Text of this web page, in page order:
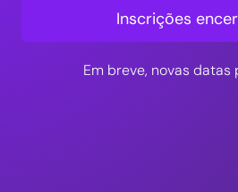
Inscrições
Em breve, novas datas